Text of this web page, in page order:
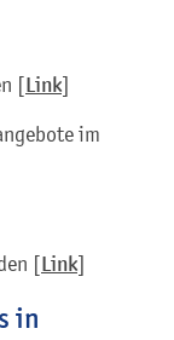
[Link]
im
[Link]
in